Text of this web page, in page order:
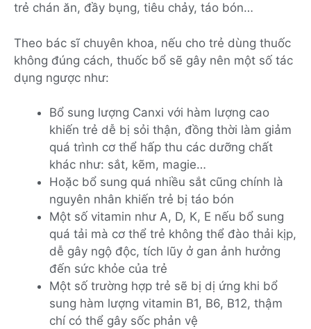
trẻ chán ăn, đầy bụng, tiêu chảy, táo bón…
Theo bác sĩ chuyên khoa, nếu cho trẻ dùng thuốc
không đúng cách, thuốc bổ sẽ gây nên một số tác
dụng ngược như:
Bổ sung lượng Canxi với hàm lượng cao
khiến trẻ dễ bị sỏi thận, đồng thời làm giảm
quá trình cơ thể hấp thu các dưỡng chất
khác như: sắt, kẽm, magie…
Hoặc bổ sung quá nhiều sắt cũng chính là
nguyên nhân khiến trẻ bị táo bón
Một số vitamin như A, D, K, E nếu bổ sung
quá tải mà cơ thể trẻ không thể đào thải kịp,
dễ gây ngộ độc, tích lũy ở gan ảnh hưởng
đến sức khỏe của trẻ
Một số trường hợp trẻ sẽ bị dị ứng khi bổ
sung hàm lượng vitamin B1, B6, B12, thậm
chí có thể gây sốc phản vệ